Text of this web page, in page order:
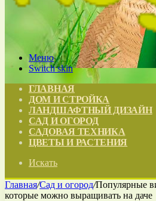
Меню
Switch skin
ГЛАВНАЯ
ДОМ И СТРОЙКА
ЛАНДШАФТНЫЙ ДИЗАЙН
САД И ОГОРОД
САДОВАЯ ТЕХНИКА
ЦВЕТЫ И РАСТЕНИЯ
Искать
Главная/Сад и огород/Популярные
которые можно выращивать на даче